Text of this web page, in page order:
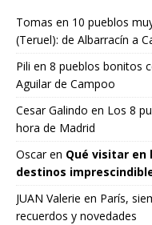
Tomas en 10 pueblos
(Teruel): de Albarracín a
Pili en 8 pueblos bonitos
Aguilar de Campoo
Cesar Galindo en Los 8
hora de Madrid
Oscaren Qué visitar en
destinos
JUAN Valerie en París,
recuerdos y novedades